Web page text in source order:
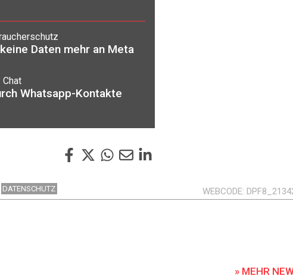
Daten mehr an Meta
Whatsapp-Kontakte
DATENSCHUTZ WEBCODE
» MEHR